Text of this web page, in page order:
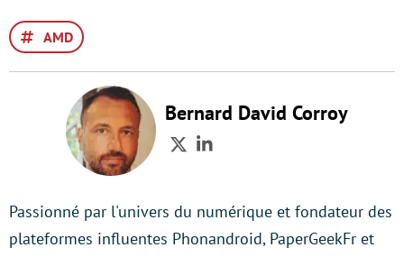
AMD
Bernard David Corroy
TwitterLinkedIn
Passionné par l'univers du numérique et fondateur des
plateformes influentes Phonandroid, PaperGeekFr et